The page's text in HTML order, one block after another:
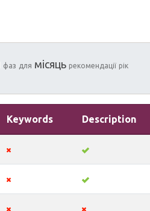
фаз для місяць рекомендації рік
Keywords Description